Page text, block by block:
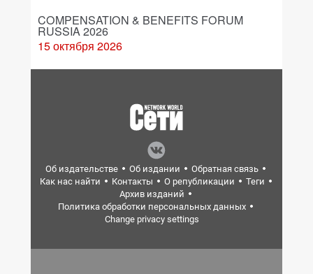
COMPENSATION & BENEFITS FORUM
RUSSIA 2026
15 октября 2026
Об издательстве Об издании
Обратная связь
Как нас найти
Контакты О републикации
Теги
Архив изданий
Политика обработки персональных данных
Change privacy settings